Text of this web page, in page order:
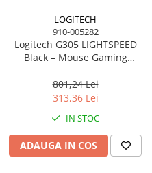
LOGITECH
910-005282
Logitech G305 LIGHTSPEED
Black – Mouse Gaming
butoane, 1 ms
801,24 Lei
313,36 Lei
IN STOC
ADAUGA IN COS